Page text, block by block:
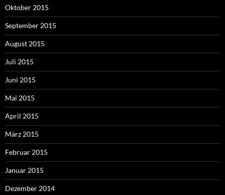
Oktober 2015
September 2015
August 2015
Juli 2015
Juni 2015
Mai 2015
April 2015
März 2015
Februar 2015
Januar 2015
Dezember 2014